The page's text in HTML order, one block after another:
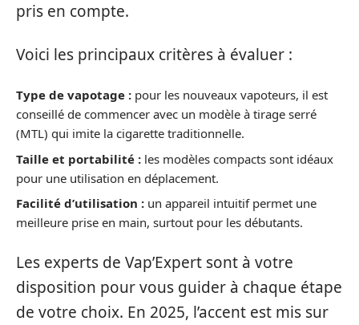
pris en compte.
Voici les principaux critères à évaluer :
Type de vapotage : pour les nouveaux vapoteurs, il est
conseillé de commencer avec un modèle à tirage serré
(MTL) qui imite la cigarette traditionnelle.
Taille et portabilité : les modèles compacts sont idéaux
pour une utilisation en déplacement.
Facilité d’utilisation : un appareil intuitif permet une
meilleure prise en main, surtout pour les débutants.
Les experts de Vap’Expert sont à votre
disposition pour vous guider à chaque étape
de votre choix. En 2025, l’accent est mis sur